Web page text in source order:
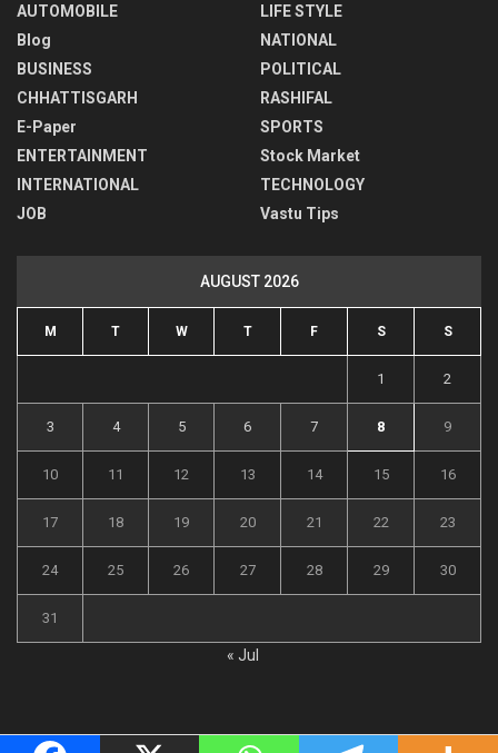
AUTOMOBILE
Blog
BUSINESS
CHHATTISGARH
E-Paper
ENTERTAINMENT
INTERNATIONAL
JOB
LIFE STYLE
NATIONAL
POLITICAL
RASHIFAL
SPORTS
Stock Market
TECHNOLOGY
Vastu Tips
AUGUST 2026
M T W T F S S
1 2
3 4 5 6 7 8 9
10 11 12 13 14 15 16
17 18 19 20 21 22 23
24 25 26 27 28 29 30
31
« Jul